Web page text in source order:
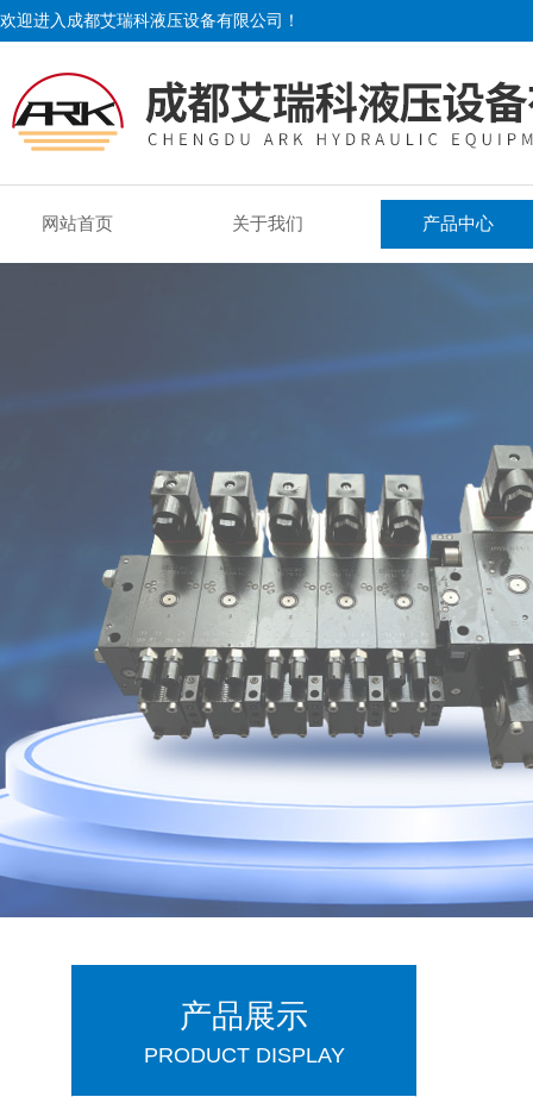
欢迎进入成都艾瑞科液压设备有限公司！
网站首页 关于我们 产品中心
产品展示
PRODUCT DISPLAY